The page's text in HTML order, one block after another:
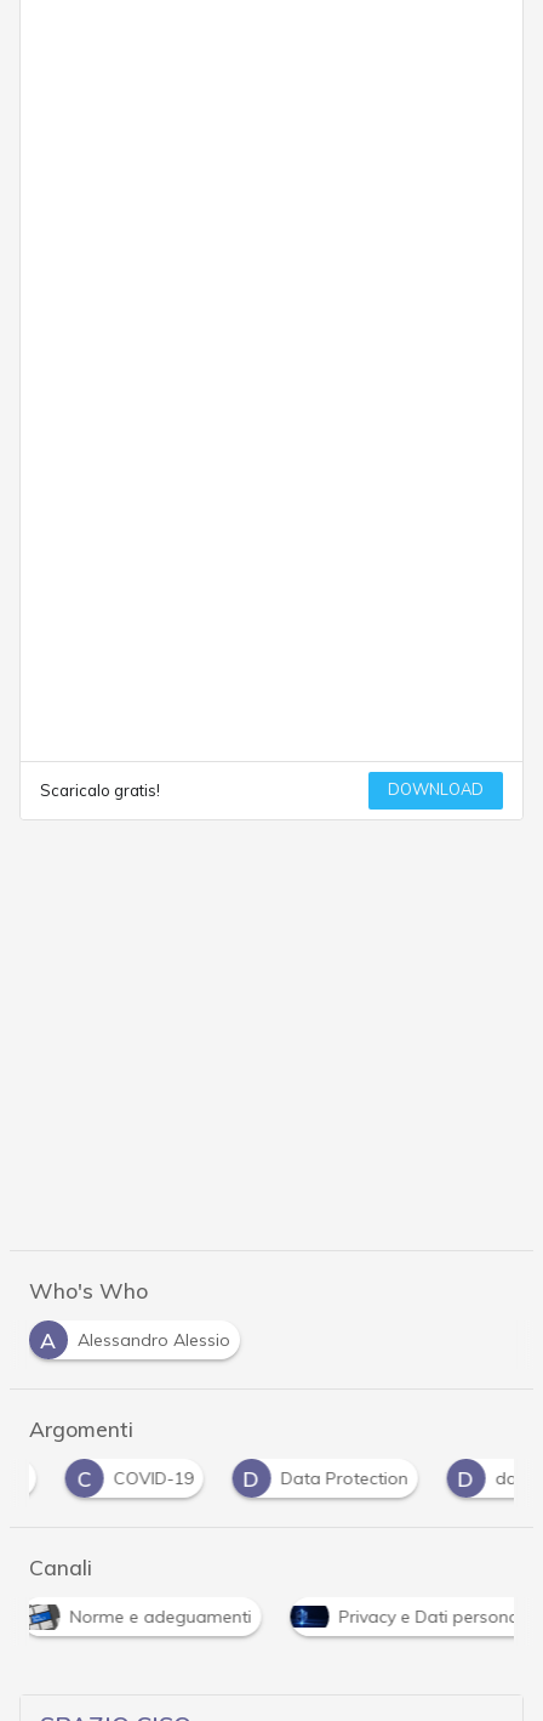
Scaricalo gratis! DOWNLOAD
Who's Who
A
Alessandro Alessio
Argomenti
COVID-19 Data Protection data
Canali
Norme e adeguamenti Privacy e Dati personali